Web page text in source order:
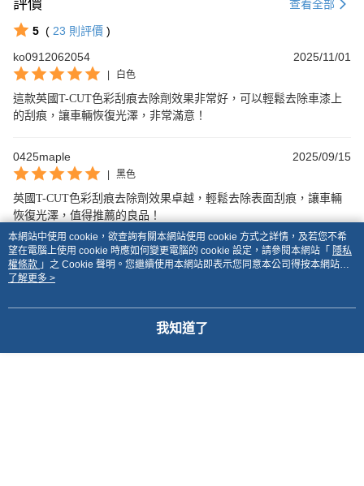
評價 查看全部
5 ( 23 則評價 )
ko0912062054
2025/11/01
| 白色
這款英國T-CUT色彩刮痕去除劑效果非常好，可以輕鬆去除車漆上
的刮痕，讓車輛恢復光澤，非常滿意！
0425maple 2025/09/15
| 黑色
英國T-CUT色彩刮痕去除劑效果卓越，輕鬆去除表面刮痕，讓車輛
恢復光澤，值得推薦的良品！
本分類熱銷全站排行
本網站中使用 cookie，欲查詢有關本網站使用 cookie 方式之詳情，及若您不希
望在電腦上使用 cookie 時應如何變更電腦的 cookie 設定，請參閱本網站「 隱私
權條款 」之 Cookie 聲明。您繼續使用本網站即表示您同意本公司得按本網站使
用條款之 Cookie 聲明使用 cookie。
了解更多 >
我知道了